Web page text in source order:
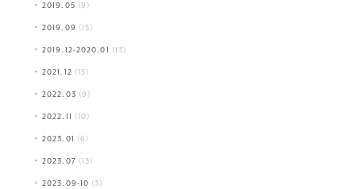
2019.05 (9)
2019.09 (15)
2019.12-2020.01 (13)
2021.12 (15)
2022.03 (9)
2022.11 (10)
2023.01 (6)
2023.07 (13)
2023.09-10 (3)